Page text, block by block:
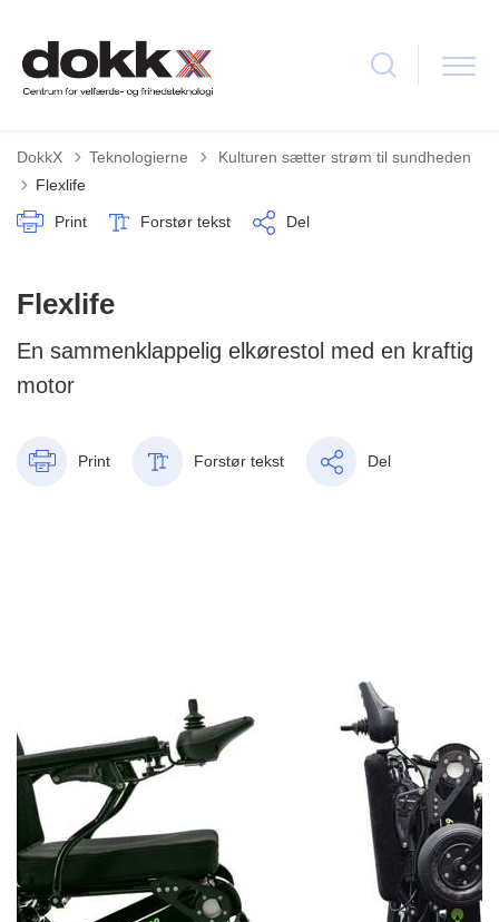
DokkX Teknologierne Tilbage til
Kulturen sætter strøm til sundheden
Flexlife
Print Forstør tekst Del
Flexlife
En sammenklappelig elkørestol med en kraftig
motor
Print Forstør tekst Del